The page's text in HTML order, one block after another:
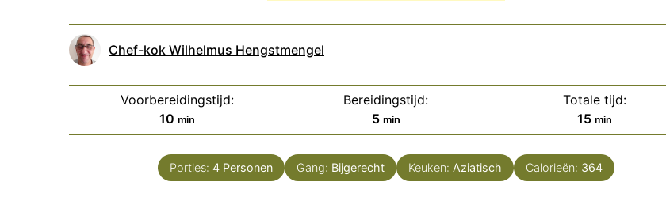
Chef-kok Wilhelmus Hengstmengel
Voorbereidingstijd:
10 minuten
min
Bereidingstijd:
5minuten
min
Totale tijd:
15minuten
min
Porties: 4 Personen Gang: Bijgerecht Keuken: Aziatisch Calorieën: 364